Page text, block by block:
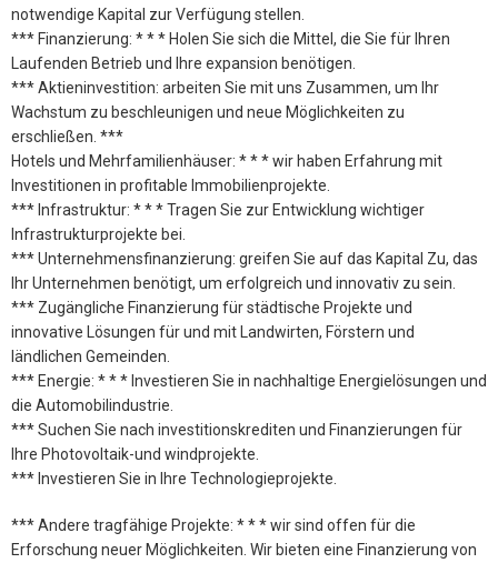
notwendige Kapital zur Verfügung stellen.
*** Finanzierung: * * * Holen Sie sich die Mittel, die Sie für Ihren
Laufenden Betrieb und Ihre expansion benötigen.
*** Aktieninvestition: arbeiten Sie mit uns Zusammen, um Ihr
Wachstum zu beschleunigen und neue Möglichkeiten zu
erschließen. ***
Hotels und Mehrfamilienhäuser: * * * wir haben Erfahrung mit
Investitionen in profitable Immobilienprojekte.
*** Infrastruktur: * * * Tragen Sie zur Entwicklung wichtiger
Infrastrukturprojekte bei.
*** Unternehmensfinanzierung: greifen Sie auf das Kapital Zu, das
Ihr Unternehmen benötigt, um erfolgreich und innovativ zu sein.
*** Zugängliche Finanzierung für städtische Projekte und
innovative Lösungen für und mit Landwirten, Förstern und
ländlichen Gemeinden.
*** Energie: * * * Investieren Sie in nachhaltige Energielösungen und
die Automobilindustrie.
*** Suchen Sie nach investitionskrediten und Finanzierungen für
Ihre Photovoltaik-und windprojekte.
*** Investieren Sie in Ihre Technologieprojekte.
*** Andere tragfähige Projekte: * * * wir sind offen für die
Erforschung neuer Möglichkeiten. Wir bieten eine Finanzierung von